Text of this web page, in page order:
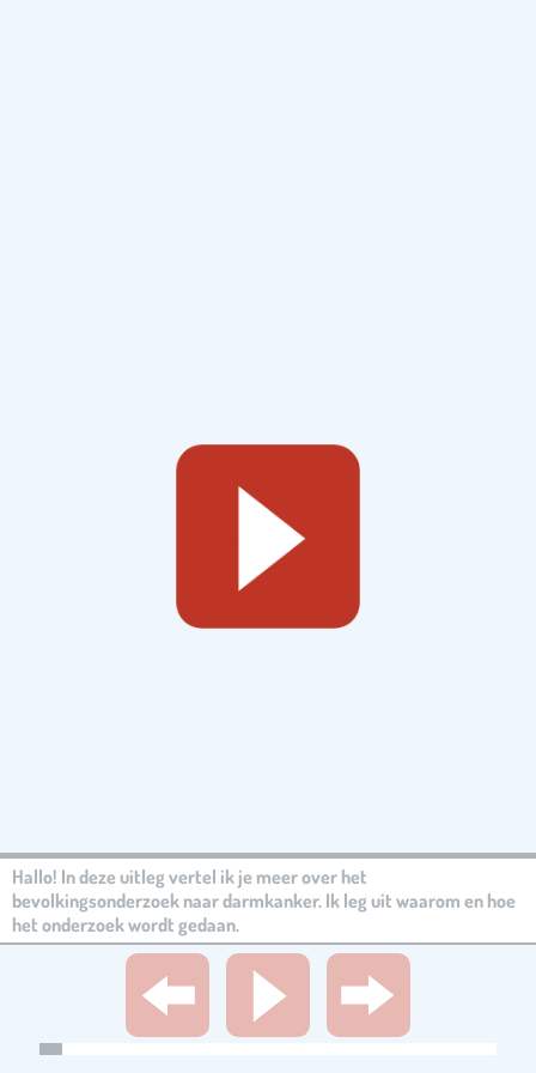
Hallo! In deze uitleg vertel ik je meer over het
bevolkingsonderzoek naar darmkanker. Ik leg uit waarom en hoe
het onderzoek wordt gedaan.